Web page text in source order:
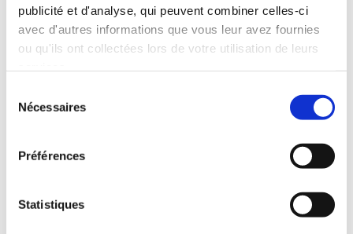
publicité et d'analyse, qui peuvent combiner celles-ci
avec d'autres informations que vous leur avez fournies
ou qu'ils ont collectées lors de votre utilisation de leurs
Nécessaires
Préférences
Statistiques
Poster : Estimation de la production
méthode de descente d’échelle NWP-CFD :
analyse de quatre parcs éoliens italiens
Étude de
largement sur des modèles à méso-échelle
tels que WRF, mais leur résolution s’avère